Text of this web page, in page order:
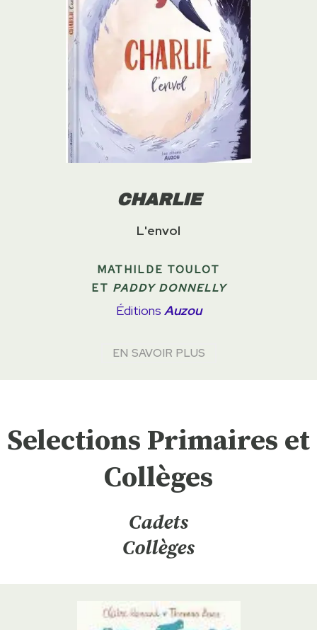
CHARLIE
L'envol
MATHILDE TOULOT
ET PADDY DONNELLY
Éditions Auzou
EN SAVOIR PLUS
Selections Primaires et
Collèges
Cadets
Collèges